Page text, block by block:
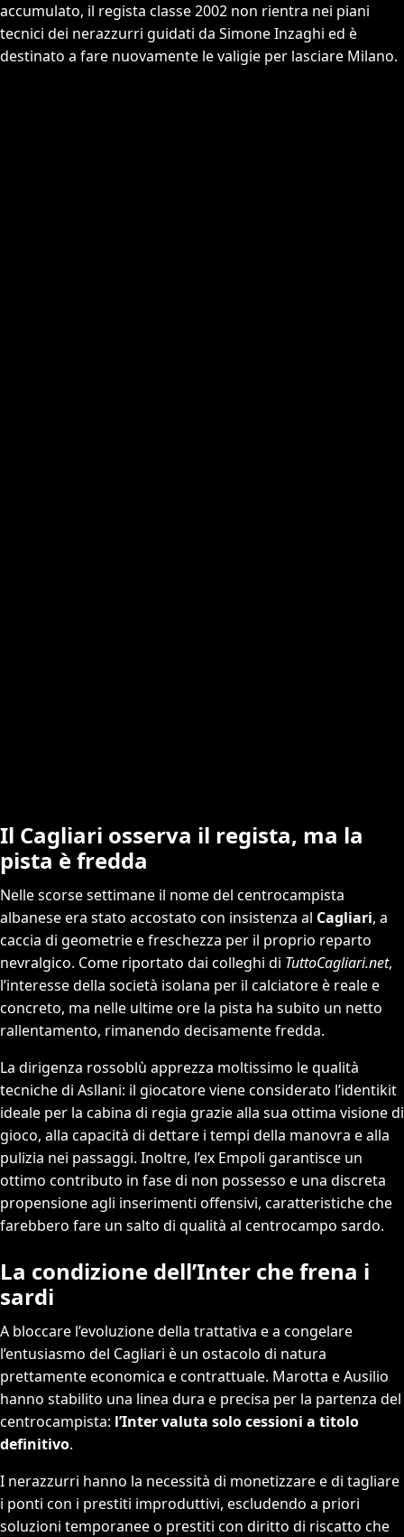
accumulato, il regista classe 2002 non rientra nei piani
tecnici dei nerazzurri guidati da Simone Inzaghi ed è
destinato a fare nuovamente le valigie per lasciare Milano.
Il Cagliari osserva il regista, ma la
pista è fredda
Nelle scorse settimane il nome del centrocampista
albanese era stato accostato con insistenza al Cagliari, a
caccia di geometrie e freschezza per il proprio reparto
nevralgico. Come riportato dai colleghi di TuttoCagliari.net,
l’interesse della società isolana per il calciatore è reale e
concreto, ma nelle ultime ore la pista ha subito un netto
rallentamento, rimanendo decisamente fredda.
La dirigenza rossoblù apprezza moltissimo le qualità
tecniche di Asllani: il giocatore viene considerato l’identikit
ideale per la cabina di regia grazie alla sua ottima visione di
gioco, alla capacità di dettare i tempi della manovra e alla
pulizia nei passaggi. Inoltre, l’ex Empoli garantisce un
ottimo contributo in fase di non possesso e una discreta
propensione agli inserimenti offensivi, caratteristiche che
farebbero fare un salto di qualità al centrocampo sardo.
La condizione dell’Inter che frena i
sardi
A bloccare l’evoluzione della trattativa e a congelare
l’entusiasmo del Cagliari è un ostacolo di natura
prettamente economica e contrattuale. Marotta e Ausilio
hanno stabilito una linea dura e precisa per la partenza del
centrocampista: l’Inter valuta solo cessioni a titolo
definitivo.
I nerazzurri hanno la necessità di monetizzare e di tagliare
i ponti con i prestiti improduttivi, escludendo a priori
soluzioni temporanee o prestiti con diritto di riscatto che